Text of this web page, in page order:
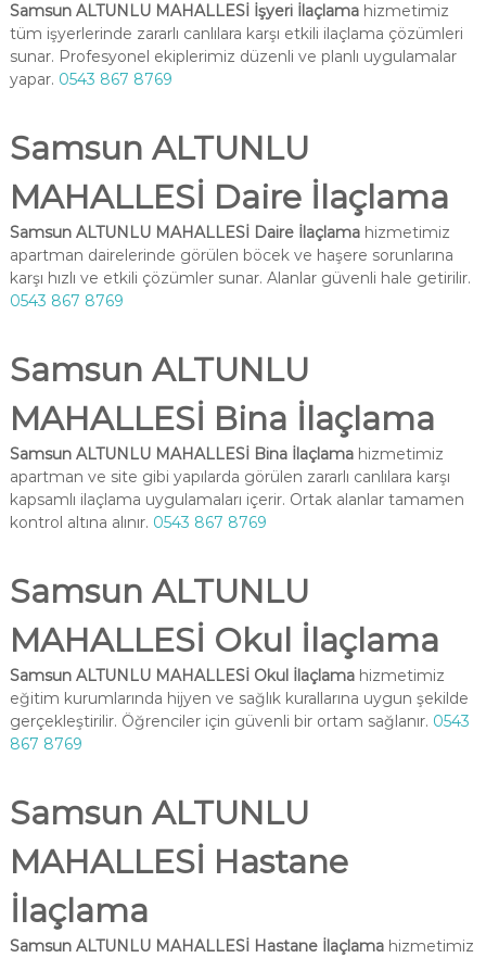
Samsun ALTUNLU MAHALLESİ İşyeri İlaçlamahizmetimiz
tüm işyerlerinde zararlı canlılara karşı etkili ilaçlama çözümleri
sunar. Profesyonel ekiplerimiz düzenli ve planlı uygulamalar
yapar. 0543 867 8769
Samsun ALTUNLU
MAHALLESİ Daire İlaçlama
Samsun ALTUNLU MAHALLESİ Daire İlaçlamahizmetimiz
apartman dairelerinde görülen böcek ve haşere sorunlarına
karşı hızlı ve etkili çözümler sunar. Alanlar güvenli hale getirilir.
0543 867 8769
Samsun ALTUNLU
MAHALLESİ Bina İlaçlama
Samsun ALTUNLU MAHALLESİ Bina İlaçlamahizmetimiz
apartman ve site gibi yapılarda görülen zararlı canlılara karşı
kapsamlı ilaçlama uygulamaları içerir. Ortak alanlar tamamen
kontrol altına alınır. 0543 867 8769
Samsun ALTUNLU
MAHALLESİ Okul İlaçlama
Samsun ALTUNLU MAHALLESİ Okul İlaçlamahizmetimiz
eğitim kurumlarında hijyen ve sağlık kurallarına uygun şekilde
gerçekleştirilir. Öğrenciler için güvenli bir ortam sağlanır. 0543
867 8769
Samsun ALTUNLU
MAHALLESİ Hastane
İlaçlama
Samsun ALTUNLU MAHALLESİ Hastane İlaçlamahizmetimiz